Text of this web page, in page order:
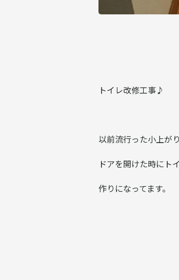
トイレ改修工事♪
以前流行った小上が
ドアを開けた時にト
作りになってます。